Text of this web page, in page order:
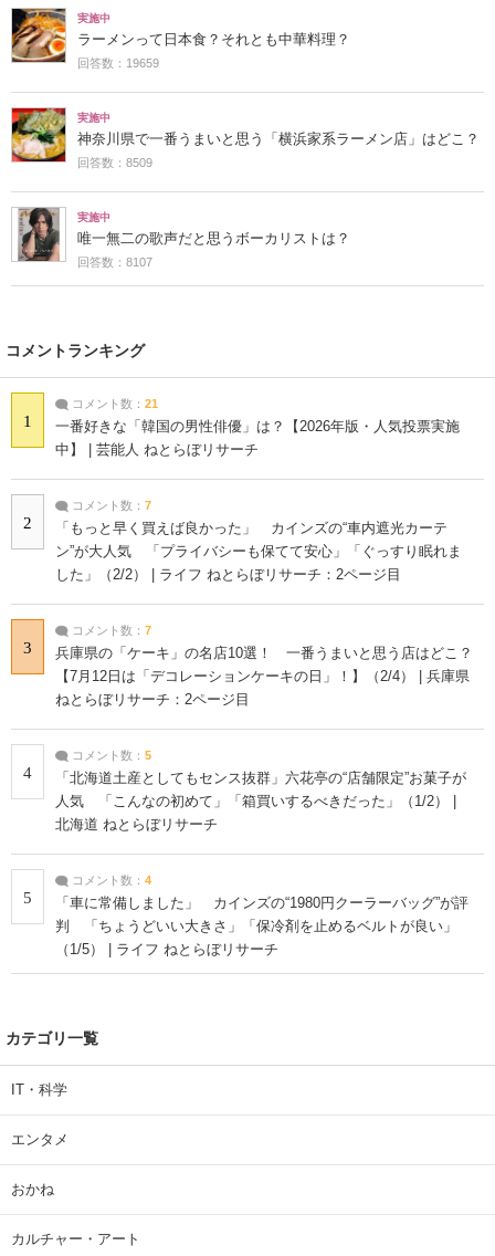
実施中
ラーメンって日本食？それとも中華料理？
回答数：19659
実施中
神奈川県で一番うまいと思う「横浜家系ラーメン店」はどこ？
回答数：8509
実施中
唯一無二の歌声だと思うボーカリストは？
回答数：8107
コメントランキング
1
コメント数： 21
一番好きな「韓国の男性俳優」は？【2026年版・人気投票実施
中】 | 芸能人 ねとらぼリサーチ
2
コメント数： 7
「もっと早く買えば良かった」 カインズの“車内遮光カーテ
ン”が大人気 「プライバシーも保てて安心」「ぐっすり眠れま
した」（2/2） | ライフ ねとらぼリサーチ：2ページ目
3
コメント数： 7
兵庫県の「ケーキ」の名店10選！ 一番うまいと思う店はどこ？
【7月12日は「デコレーションケーキの日」！】（2/4） | 兵庫県
ねとらぼリサーチ：2ページ目
4
コメント数： 5
「北海道土産としてもセンス抜群」六花亭の“店舗限定”お菓子が
人気 「こんなの初めて」「箱買いするべきだった」（1/2） |
北海道 ねとらぼリサーチ
5
コメント数： 4
「車に常備しました」 カインズの“1980円クーラーバッグ”が評
判 「ちょうどいい大きさ」「保冷剤を止めるベルトが良い」
（1/5） | ライフ ねとらぼリサーチ
カテゴリ一覧
IT・科学
エンタメ
おかね
カルチャー・アート